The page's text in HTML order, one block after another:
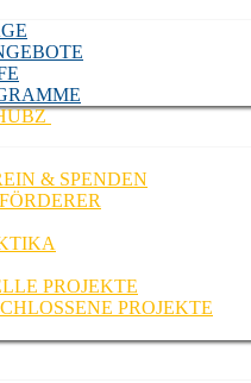
& SPENDEN
PROJEKTE
PROJEKTE